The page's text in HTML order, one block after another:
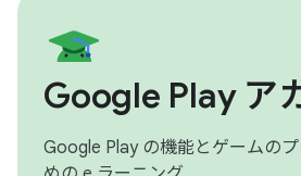
Google Play ア
Google Play の機能とゲームの